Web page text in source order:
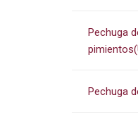
Pechuga
Pechuga